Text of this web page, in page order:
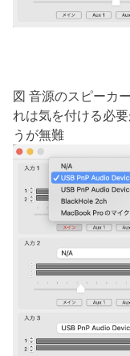
図 音源のスピー
れは気を付ける必
うが無難